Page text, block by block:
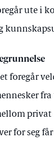
ute i
foregår
privat
for seg